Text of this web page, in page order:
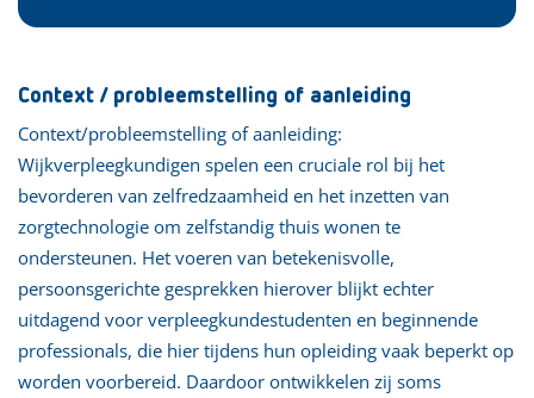
Context / probleemstelling of aanleiding
Context/probleemstelling of aanleiding:
Wijkverpleegkundigen spelen een cruciale rol bij het
bevorderen van zelfredzaamheid en het inzetten van
zorgtechnologie om zelfstandig thuis wonen te
ondersteunen. Het voeren van betekenisvolle,
persoonsgerichte gesprekken hierover blijkt echter
uitdagend voor verpleegkundestudenten en beginnende
professionals, die hier tijdens hun opleiding vaak beperkt op
worden voorbereid. Daardoor ontwikkelen zij soms